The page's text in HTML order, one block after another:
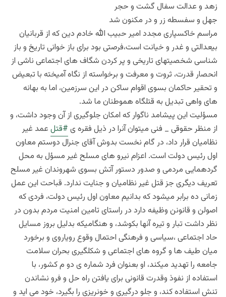
زهد و عدالت سفال گشت و حجر
جهل و سفسطه زر و در مکنون شد
مراسم خاکسپاری مجدد امیر حبیب الله خادم دین که از قربانیان
بیعدالتی و غدر و خیانت است،فرصتی بود برای باز خوانی تاریخ و باز
شناسی شخصیتهای تاریخی و پر کردن شگاف های اجتماعی ناشی از
انحصار قدرت، ثروت و معرفت و برخواسته از نگاه آمیخته با تبعیض
و تحقیر حاکمان بسوی اقوام ساکن در این سرزمین، اما به بهانه
های واهی تبدیل به قتلگاه هموطنان ما شد.
مسؤلیت این پیشامد ناگوار که امکان جلوگیری از آن وجود داشت، و
از منظر حقوقی _ فنی میتوان آنرا در ذیل فقره ی #قتل عمد غیر
نظامیان قرار داد، در گام نخست بدوش آقای جنرال دوستم معاون
اول رئیس دولت است. اعزام نیرو های مسلح غیر مسؤل به محل
گردهمایی مردمی و صدور دستور آتش بسوی شهروندان غیر مسلح
تعریف دیگری جز قتل غیر نظامیان و جنایت ندارد. قباحت این عمل
زمانی ده برابر میشود که بدانیم معاون اول رئیس دولت، فردی که
اصولن و قانونن وظیفه دارد در راستای تامین امنیت مردم بدون در
نظر داشت تبار و تیره آنها بکوشد، و هنگامیکه بدلیل بروز مسایل
حاد اجتماعی ،سیاسی و فرهنگی احتمال وقوع رویاروی و برخورد
میان طیف ها و گروه های اجتماعی و شکلگیری بحران سلامت
جامعه را تهدید میکند، او بعنوان فرد شماره ی دو م کشور، با
استفاده از نفوذ وقدرت قانونی برای یافتن راه حل و فرو نشاندن
تنش استفاده کند، و جلو درگیری و خونریزی را بگیرد، خود می اید و